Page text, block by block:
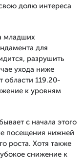
долю интереса
младших
для
разрушить
ухода ниже
области 119.20-
к уровням
с начала этого
посещения нижней
роста. Хотя также
снижение к